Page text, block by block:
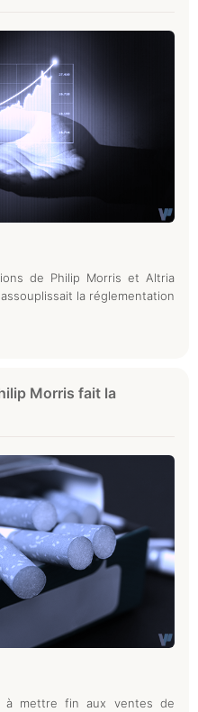
de Philip Morris et Altria
la réglementation
Morris fait la
à mettre fin aux ventes de